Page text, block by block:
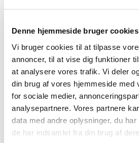
Denne hjemmeside bruger cookies
Vi bruger cookies til at tilpasse
annoncer, til at vise dig funktioner
at analysere vores trafik. Vi deler
din brug af vores hjemmeside med
for sociale medier,
analysepartnere. Vores partnere
data med andre oplysninger, du
de har indsamlet fra din brug af
Joanna Pedersen
Du vil måske
lide...